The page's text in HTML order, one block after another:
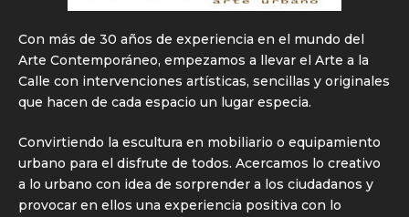
Con más de 30 años de experiencia en el mundo del
Arte Contemporáneo, empezamos a llevar el Arte a la
Calle con intervenciones artísticas, sencillas y originales
que hacen de cada espacio un lugar especia.
Convirtiendo la escultura en mobiliario o equipamiento
urbano para el disfrute de todos. Acercamos lo creativo
a lo urbano con idea de sorprender a los ciudadanos y
provocar en ellos una experiencia positiva con lo